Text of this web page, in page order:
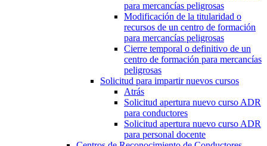
para mercancías peligrosas
Modificación de la titularidad o
recursos de un centro de formación
para mercancías peligrosas
Cierre temporal o definitivo de un
centro de formación para mercancías
peligrosas
Solicitud para impartir nuevos cursos
Atrás
Solicitud apertura nuevo curso ADR
para conductores
Solicitud apertura nuevo curso ADR
para personal docente